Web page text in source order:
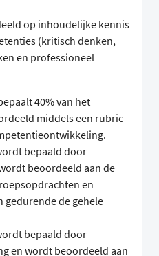
op inhoudelijke kennis
(kritisch denken,
en professioneel
40% van het
middels een rubric
bepaald door
beoordeeld aan de
en
de gehele
bepaald door
en wordt beoordeeld aan